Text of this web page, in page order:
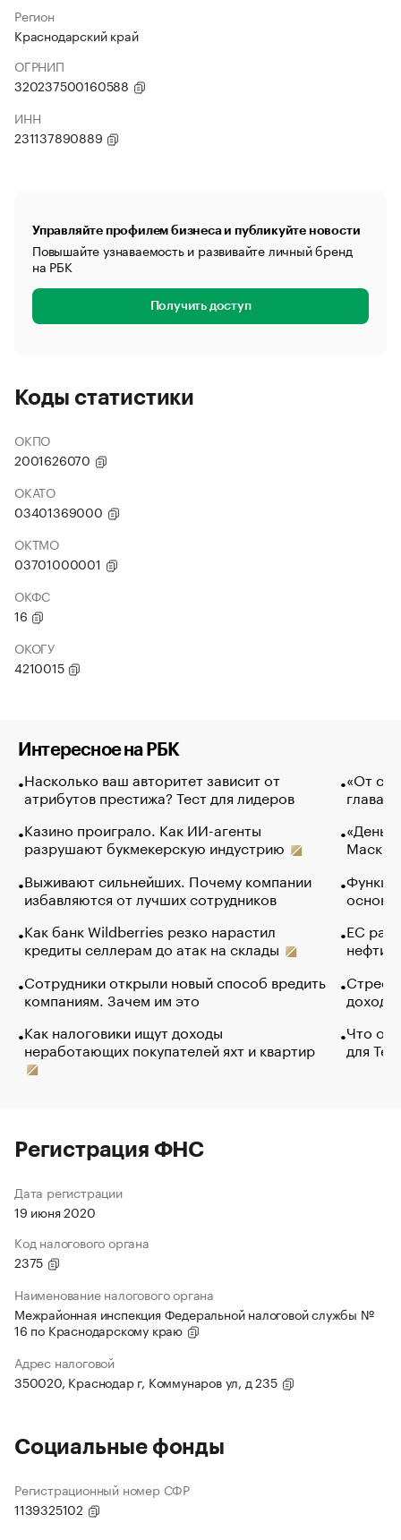
Регион
Краснодарский край
ОГРНИП
320237500160588
ИНН
231137890889
Управляйте профилем бизнеса и публикуйте новости
Повышайте узнаваемость и развивайте личный бренд
на РБК
Получить доступ
Коды статистики
ОКПО
2001626070
ОКАТО
03401369000
ОКТМО
03701000001
ОКФС
16
ОКОГУ
4210015
Интересное на РБК
Насколько ваш авторитет зависит от
атрибутов престижа? Тест для лидеров
Казино проиграло. Как ИИ-агенты
разрушают букмекерскую индустрию
Выживают сильнейших. Почему компании
избавляются от лучших сотрудников
Как банк Wildberries резко нарастил
кредиты селлерам до атак на склады
Сотрудники открыли новый способ вредить
компаниям. Зачем им это
Как налоговики ищут доходы
неработающих покупателей яхт и квартир
«От
глава
Маск в
основ
ЕС
нефти
Что
для
Регистрация ФНС
Дата регистрации
19 июня 2020
Код налогового органа
2375
Наименование налогового органа
Межрайонная инспекция Федеральной налоговой службы №
16 по Краснодарскому краю
Адрес налоговой
350020, Краснодар г, Коммунаров ул, д 235
Социальные фонды
Регистрационный номер СФР
1139325102